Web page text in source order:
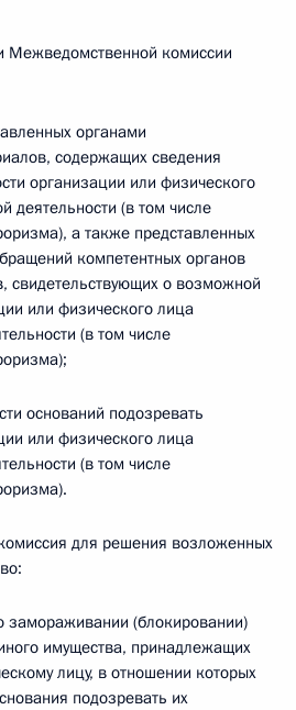
комиссии
органами
содержащих сведения
организации или физического
деятельности (в том числе
а также представленных
компетентных органов
свидетельствующих о возможной
или физического лица
(в том числе
оснований подозревать
или физического лица
(в том числе
для решения возложенных
замораживании (блокировании)
имущества, принадлежащих
лицу, в отношении которых
подозревать их